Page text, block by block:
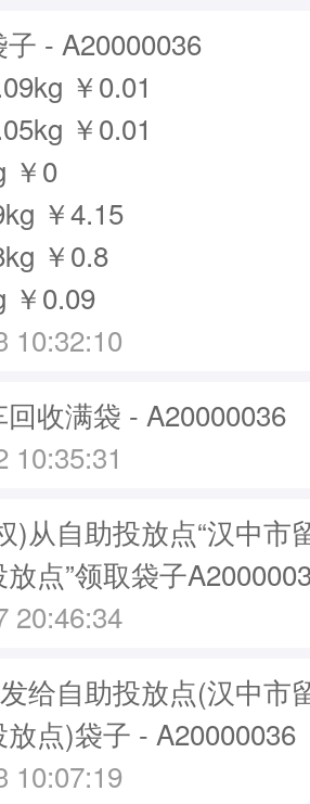
- A20000036
￥0.01
￥0.01
￥0
￥4.15
￥0.8
￥0.09
10:32:10
收满袋 - A20000036
10:35:31
)从自助投放点“汉中市
点”领取袋子
20:46:34
给自助投放点(汉中市
点)袋子 - A20000036
10:07:19